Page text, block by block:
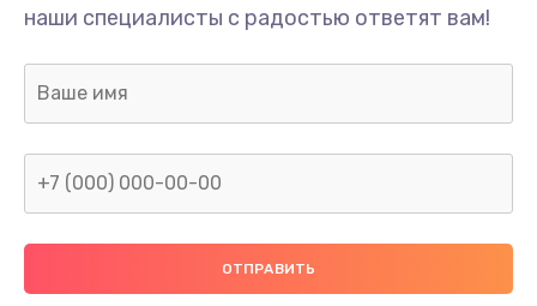
наши специалисты с радостью ответят вам!